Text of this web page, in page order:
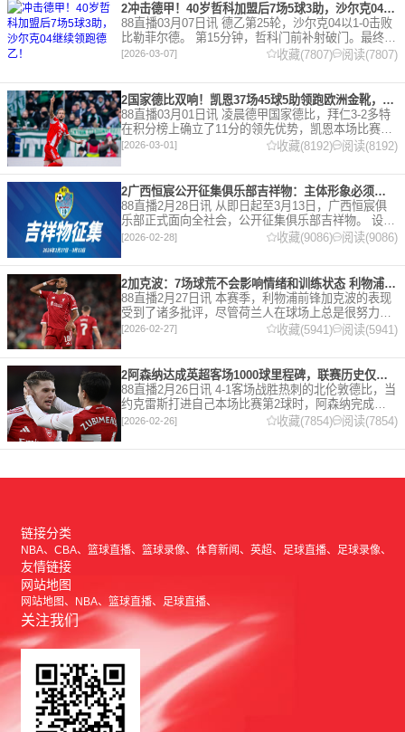
2冲击德甲！40岁哲科加盟后7场5球3助，沙尔克04继续领跑德乙！
88直播03月07日讯 德乙第25轮，沙尔克04以1-0击败
比勒菲尔德。 第15分钟，哲科门前补射破门。最终凭
借哲科的进球沙尔克04成功拿到3分，继续领跑德
乙。 哲科还有10天将迎来自己40岁生日，在
[2026-03-07] 收藏(7807) 阅读(7807)
2国家德比双响！凯恩37场45球5助领跑欧洲金靴，32岁保持赛季全勤
88直播03月01日讯 凌晨德甲国家德比，拜仁3-2多特
在积分榜上确立了11分的领先优势，凯恩本场比赛上
演双响。 本赛季32岁的凯恩仍然保持着超高的效率，
在到目前为止保持全勤，出战37场比赛，狂轰45
[2026-03-01] 收藏(8192) 阅读(8192)
2广西恒宸公开征集俱乐部吉祥物：主体形象必须为龙
88直播2月28日讯 从即日起至3月13日，广西恒宸俱
乐部正式面向全社会，公开征集俱乐部吉祥物。 设计
要求 1. 主体形象：必须为龙。龙，是中华民族的精神
[2026-02-28] 收藏(9086) 阅读(9086)
2加克波：7场球荒不会影响情绪和训练状态 利物浦如今已不容有失
88直播2月27日讯 本赛季，利物浦前锋加克波的表现
受到了诸多批评，尽管荷兰人在球场上总是很努力。
在接受天空体育采访时，他谈论了诸多话题。 关于球
队对赛季目前情况的看法 这是一个很好的问题。这个
赛季并
[2026-02-27] 收藏(5941) 阅读(5941)
2阿森纳达成英超客场1000球里程碑，联赛历史仅次于曼联的1063球
88直播2月26日讯 4-1客场战胜热刺的北伦敦德比，当
约克雷斯打进自己本场比赛第2球时，阿森纳完成了
一项了不起的成就，枪手成为英超历史第2支在客场
[2026-02-26] 收藏(7854) 阅读(7854)
链接分类
NBA CBA 篮球直播 篮球录像 体育新闻 英超 足球直播 足球录像
友情链接
网站地图
网站地图 NBA 篮球直播 足球直播
关注我们